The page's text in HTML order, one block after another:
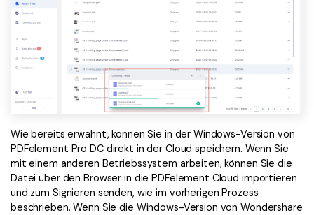
Wie bereits erwähnt, können Sie in der Windows-Version von
PDFelement Pro DC direkt in der Cloud speichern. Wenn Sie
mit einem anderen Betriebssystem arbeiten, können Sie die
Datei über den Browser in die PDFelement Cloud importieren
und zum Signieren senden, wie im vorherigen Prozess
beschrieben. Wenn Sie die Windows-Version von Wondershare